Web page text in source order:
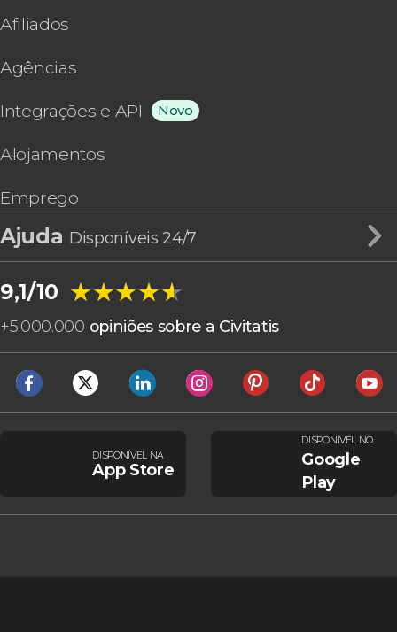
Afiliados
Agências
Integrações e API Novo
Alojamentos
Emprego
Ajuda Disponíveis 24/7
9,1/10 ★★★★★
★★★★★
+5.000.000 opiniões sobre a Civitatis
DISPONÍVEL NA
App Store
DISPONÍVEL NO
Google
Play